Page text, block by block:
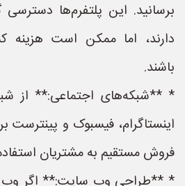
برسانید. این پلتفرم‌ها
دارند، اما ممکن است هزینه
باشند.
* **شبکه‌های اجتماعی:** از
اینستاگرام، فیسبوک و
فروش مستقیم به مشتریان
* **طراحی وب سایت:** اگر